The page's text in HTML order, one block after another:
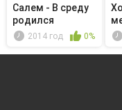
Салем - В среду
родился
2014 год 0%